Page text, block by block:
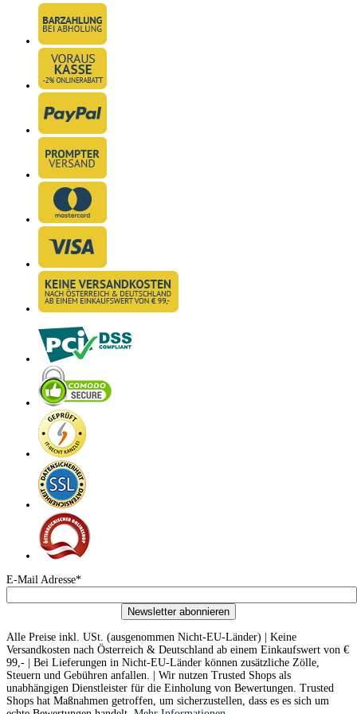
E-Mail Adresse*
Newsletter abonnieren
Alle Preise inkl. USt. (ausgenommen Nicht-EU-Länder) | Keine
Versandkosten nach Österreich & Deutschland ab einem Einkaufswert von €
99,- | Bei Lieferungen in Nicht-EU-Länder können zusätzliche Zölle,
Steuern und Gebühren anfallen. | Wir nutzen Trusted Shops als
unabhängigen Dienstleister für die Einholung von Bewertungen. Trusted
Shops hat Maßnahmen getroffen, um sicherzustellen, dass es es sich um